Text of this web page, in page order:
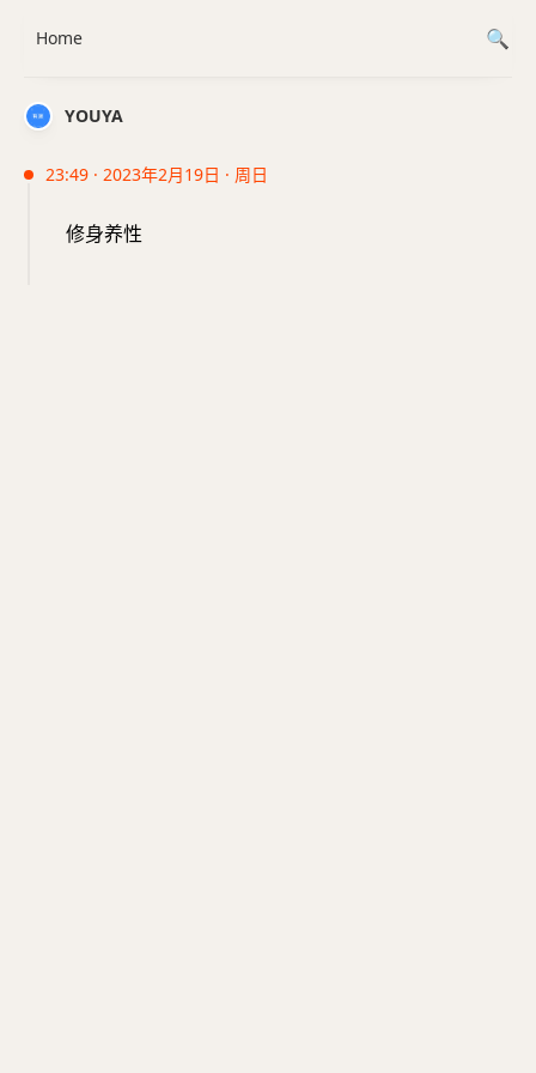
YOUYA
23:49 · 2023年2月19日 · 周日
修身养性
Home